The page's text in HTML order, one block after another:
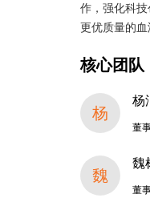
作，强化科
更优质量的血
核心团队
杨
杨
董
魏
魏
董